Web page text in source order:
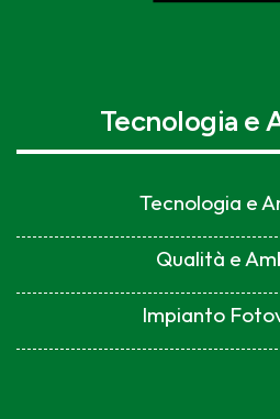
Tecnologia e
Tecnologia e
Qualità e
Impianto